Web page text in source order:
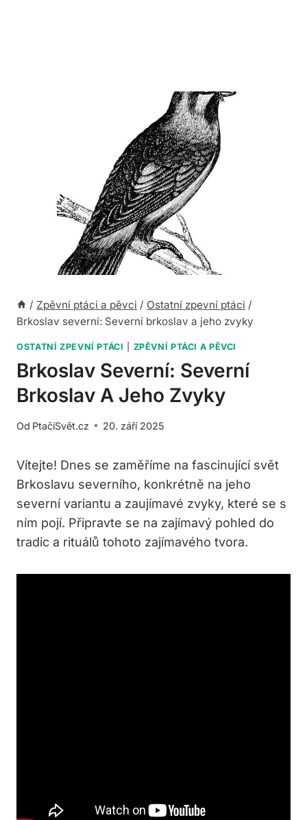
/ Zpěvní ptáci a pěvci / Ostatní zpevní ptáci /
Brkoslav severní: Severní brkoslav a jeho zvyky
OSTATNÍ ZPEVNÍ PTÁCI ZPĚVNÍ PTÁCI A PĚVCI
Brkoslav Severní: Severní
Brkoslav A Jeho Zvyky
Od PtačíSvět.cz 20. září 2025
Vítejte! Dnes se zaměříme na fascinující svět
Brkoslavu severního, konkrétně na jeho
severní variantu a zaujímavé zvyky, které se s
ním pojí. Připravte se na zajímavý pohled do
tradic a rituálů tohoto zajímavého tvora.